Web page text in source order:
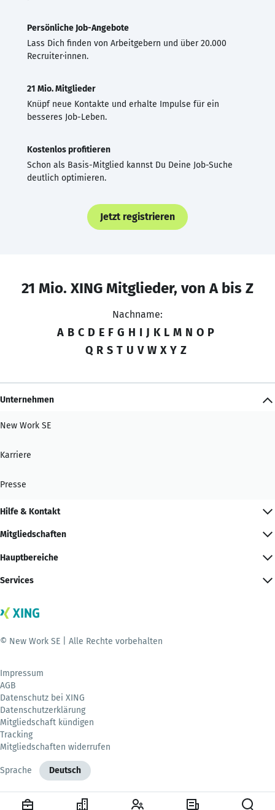
Persönliche Job-Angebote
Lass Dich finden von Arbeitgebern und über 20.000
Recruiter·innen.
21 Mio. Mitglieder
Knüpf neue Kontakte und erhalte Impulse für ein
besseres Job-Leben.
Kostenlos profitieren
Schon als Basis-Mitglied kannst Du Deine Job-Suche
deutlich optimieren.
Jetzt registrieren
21 Mio. XING Mitglieder, von A bis Z
Nachname:
A B C D E F G H I J K L M N O P
Q R S T U V W X Y Z
Unternehmen
New Work SE
Karriere
Presse
Hilfe & Kontakt
Mitgliedschaften
Hauptbereiche
Services
© New Work SE | Alle Rechte vorbehalten
Impressum
AGB
Datenschutz bei XING
Datenschutzerklärung
Mitgliedschaft kündigen
Tracking
Mitgliedschaften widerrufen
Sprache Deutsch